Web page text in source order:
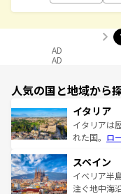
AD
AD
人気の国と地域から
イタリア
イタリアは
れた国。 ロ
ろん、トス
景など、自
ピザやパス
スペイン
イベリア半
注ぐ地中海